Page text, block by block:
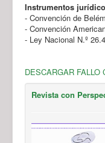
Instrumentos
- Convención de
- Convención
- Ley Nacional N.º
DESCARGAR FALLO
Revista con